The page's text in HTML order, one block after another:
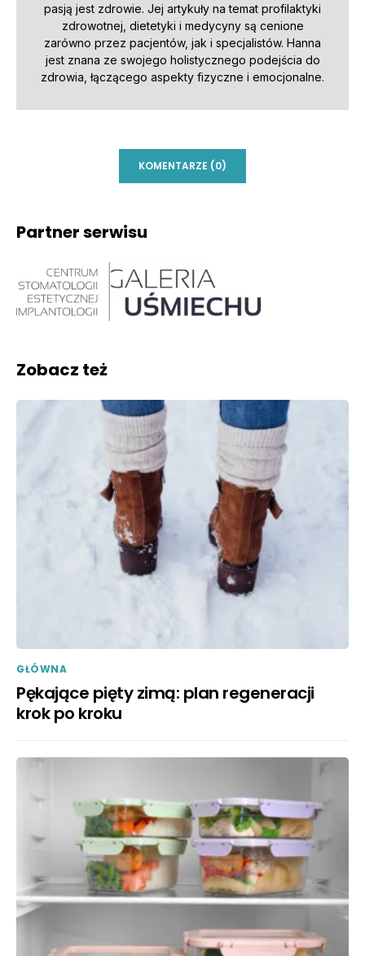
pasją jest zdrowie. Jej artykuły na temat profilaktyki
zdrowotnej, dietetyki i medycyny są cenione
zarówno przez pacjentów, jak i specjalistów. Hanna
jest znana ze swojego holistycznego podejścia do
zdrowia, łączącego aspekty fizyczne i emocjonalne.
KOMENTARZE (0)
Partner serwisu
Zobacz też
GŁÓWNA
Pękające pięty zimą: plan regeneracji
krok po kroku